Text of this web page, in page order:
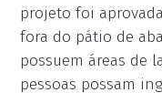
projeto foi
fora do pátio de
possuem áreas de
pessoas possam